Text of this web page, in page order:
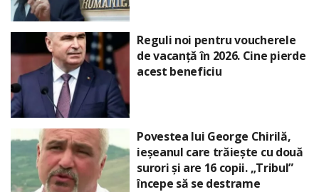
Reguli noi pentru voucherele
de vacanță în 2026. Cine pierde
acest beneficiu
Povestea lui George Chirilă,
ieșeanul care trăiește cu două
surori și are 16 copii. „Tribul”
începe să se destrame